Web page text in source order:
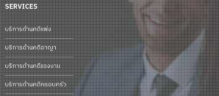
SERVICES
บริการด้านคดีแพ่ง
บริการด้านคดีอาญา
บริการด้านคดีแรงงาน
บริการด้านคดีครอบครัว